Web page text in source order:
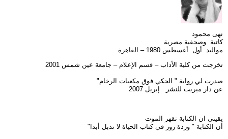
نهى محمود
كاتبة وصحفية مصرية
مواليد أول أغسطس 1980 – القاهرة
تخرجت من كلية الأداب – قسم الإعلام – جامعة عين شمس 2001
صدرت لي رواية " الحكي فوق مكعبات الرخام"
عن دار ميريت للنشر إبريل 2007
يقيني ان الكتابة تقهر الموت
أن الكتابة " وردة روز في كتاب الحياة لا تذبل أبدا"